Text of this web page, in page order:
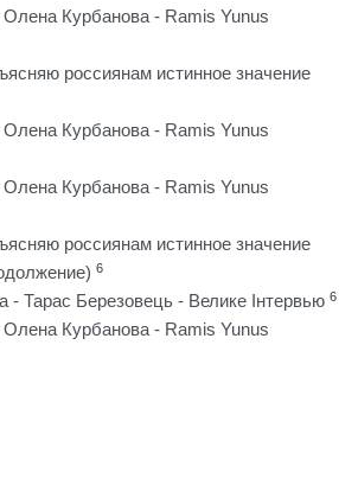
Курбанова - Ramis Yunus
россиянам истинное значение
Курбанова - Ramis Yunus
Курбанова - Ramis Yunus
россиянам истинное значение
6
- Тарас Березовець - Велике Інтервью 6
Курбанова - Ramis Yunus